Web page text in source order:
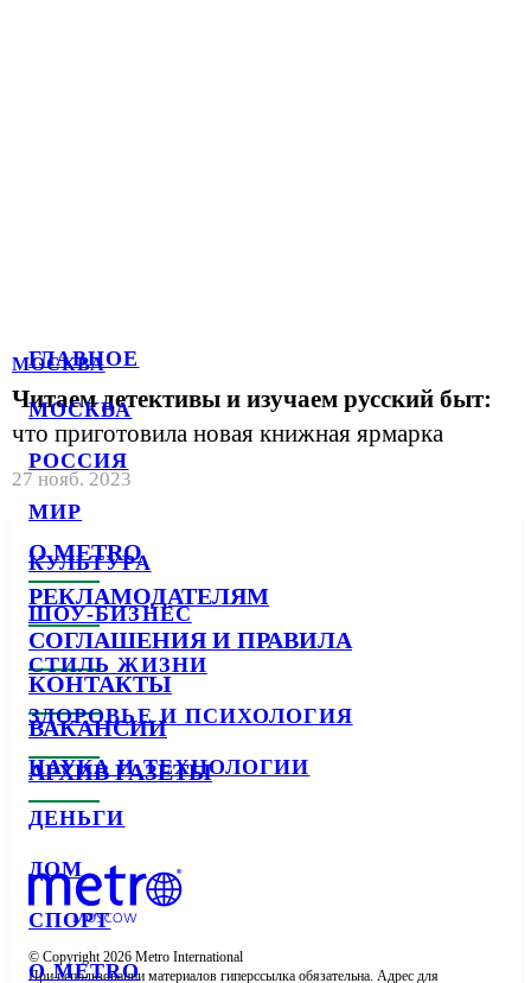
ГЛАВНОЕ
МОСКВА
РОССИЯ
МИР
КУЛЬТУРА
ШОУ-БИЗНЕС
СТИЛЬ ЖИЗНИ
ЗДОРОВЬЕ И ПСИХОЛОГИЯ
НАУКА И ТЕХНОЛОГИИ
ДЕНЬГИ
ДОМ
СПОРТ
О METRO
МОСКВА
Читаем детективы и изучаем русский быт:
что приготовила новая книжная ярмарка
27 нояб. 2023
О METRO
РЕКЛАМОДАТЕЛЯМ
СОГЛАШЕНИЯ И ПРАВИЛА
КОНТАКТЫ
ВАКАНСИИ
АРХИВ ГАЗЕТЫ
© Copyright 2026 Metro International
При использовании материалов гиперссылка обязательна. Адрес для